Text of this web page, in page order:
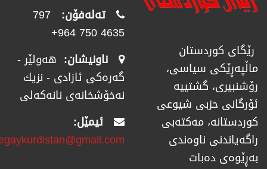
رێگای كوردستان
ماڵپەڕێكی سیاسی،
رۆشنبیری، گشتییە
ئۆرگانی حزبی شیوعی
كوردستانە، مەكتەبی
راگەیاندنی ناوەندی
بەڕێوەی دەبات
تەلەفۆن: 797
4635 750 964+
ناونیشان: هەولێر -
گەرەکی ئازادی - نزیك
نەخۆشخانەی نانەکەلی
ئیمێل: